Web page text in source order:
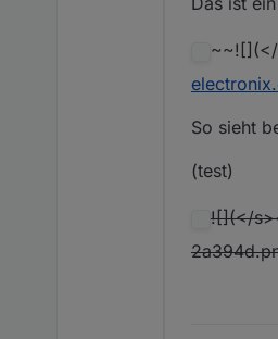
~~![](</
So sieht
(test)
![](</